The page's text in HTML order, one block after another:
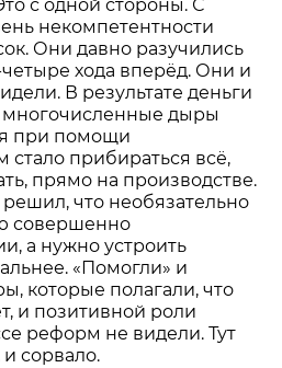
с одной стороны. С
некомпетентности
Они давно разучились
хода вперёд. Они и
В результате деньги
многочисленные дыры
при помощи
стало прибираться всё,
прямо на производстве.
что необязательно
совершенно
а нужно устроить
«Помогли» и
которые полагали, что
и позитивной роли
реформ не видели. Тут
сорвало.